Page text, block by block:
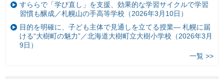
すららで「学び直し」を支援、効果的な学習サイクルで学習
習慣も醸成／札幌山の手高等学校（2026年3月10日）
目的を明確に、子ども主体で見通しを立てる授業— 札幌に届
ける“大樹町の魅力”／北海道大樹町立大樹小学校（2026年3月
9日）
一覧 >>